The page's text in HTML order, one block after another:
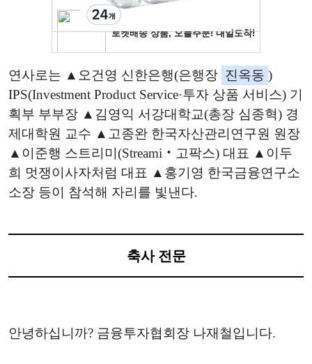
연사로는 ▲오건영 신한은행(은행장 진옥동 )
IPS(Investment Product Service·투자 상품 서비스) 기
획부 부부장 ▲김영익 서강대학교(총장 심종혁) 경
제대학원 교수 ▲고종완 한국자산관리연구원 원장
▲이준행 스트리미(Streami‧고팍스) 대표 ▲이두
희 멋쟁이사자처럼 대표 ▲홍기영 한국금융연구소
소장 등이 참석해 자리를 빛낸다.
축사 전문
안녕하십니까? 금융투자협회장 나재철입니다.